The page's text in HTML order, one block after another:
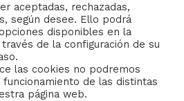
aceptadas, rechazadas,
según desee. Ello podrá
disponibles en la
de la configuración de su
las cookies no podremos
de las distintas
página web.